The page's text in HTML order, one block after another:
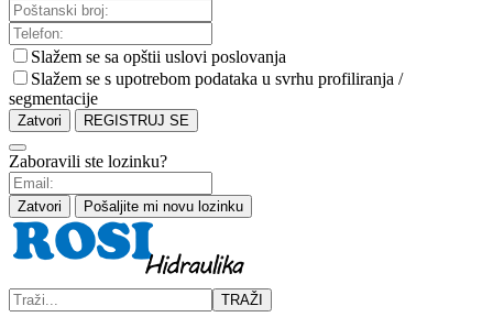
Slažem se sa opštii uslovi poslovanja
Slažem se s upotrebom podataka u svrhu profiliranja /
segmentacije
Zatvori REGISTRUJ SE
Zaboravili ste lozinku?
Zatvori Pošaljite mi novu lozinku
TRAŽI